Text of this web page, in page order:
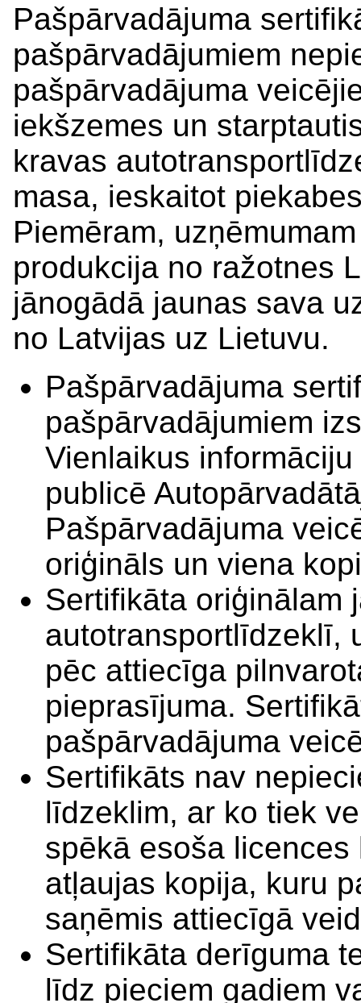
Pašpārvadājuma
pašpārvadājumiem
pašpārvadājuma
iekšzemes un
kravas
masa, ieskaitot
Piemēram,
produkcija no ražotnes
jānogādā jaunas sava
no Latvijas uz Lietuvu.
Pašpārvadājuma
pašpārvadājumiem
Vienlaikus
publicē
Pašpārvadājuma
oriģināls un viena
Sertifikāta oriģinālam
autotransportlīdzeklī,
pēc attiecīga
pieprasījuma.
pašpārvadājuma
Sertifikāts nav
līdzeklim, ar ko tiek
spēkā esoša
atļaujas kopija, kuru
saņēmis attiecīgā
Sertifikāta derīguma
līdz pieciem gadiem